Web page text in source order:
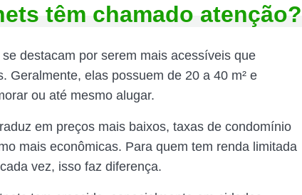
têm chamado atenção?
destacam por serem mais acessíveis que
Geralmente, elas possuem de 20 a 40 m² e
ou até mesmo alugar.
em preços mais baixos, taxas de condomínio
mais econômicas. Para quem tem renda limitada
vez, isso faz diferença.